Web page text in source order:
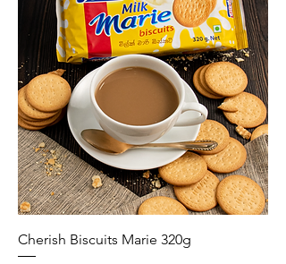
Cherish Biscuits Marie 320g